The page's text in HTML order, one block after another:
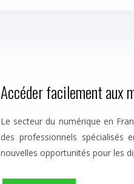
Accéder facilement aux
Le secteur du numérique en
des professionnels spécialisés
nouvelles opportunités pour les